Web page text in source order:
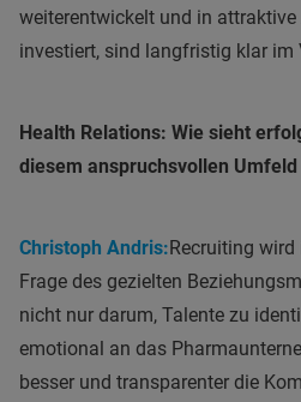
weiterentwickelt und in
investiert, sind langfristig klar im
Health Relations: Wie sieht
diesem anspruchsvollen Umfeld
Christoph Andris:Recruiting
Frage des gezielten
nicht nur darum, Talente zu
emotional an das
besser und transparenter die